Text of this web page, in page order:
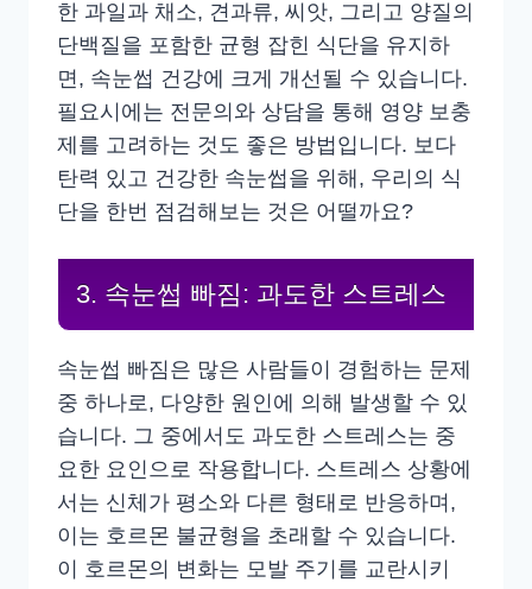
한 과일과 채소, 견과류, 씨앗, 그리고 양질의
단백질을 포함한 균형 잡힌 식단을 유지하
면, 속눈썹 건강에 크게 개선될 수 있습니다.
필요시에는 전문의와 상담을 통해 영양 보충
제를 고려하는 것도 좋은 방법입니다. 보다
탄력 있고 건강한 속눈썹을 위해, 우리의 식
단을 한번 점검해보는 것은 어떨까요?
3. 속눈썹 빠짐: 과도한 스트레스
속눈썹 빠짐은 많은 사람들이 경험하는 문제
중 하나로, 다양한 원인에 의해 발생할 수 있
습니다. 그 중에서도 과도한 스트레스는 중
요한 요인으로 작용합니다. 스트레스 상황에
서는 신체가 평소와 다른 형태로 반응하며,
이는 호르몬 불균형을 초래할 수 있습니다.
이 호르몬의 변화는 모발 주기를 교란시키